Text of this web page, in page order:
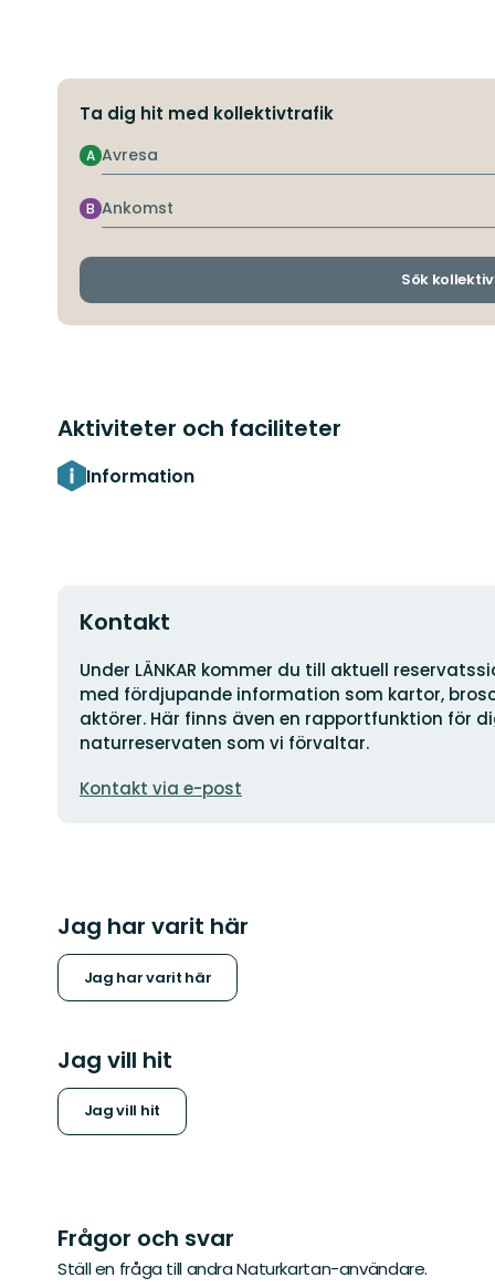
Ta dig hit med kollektivtrafik
Avresa
A
Ankomst
B
Sök
Aktiviteter och faciliteter
Information
Kontakt
Adress
Under LÄNKAR kommer du till aktuell
med fördjupande information som kartor,
aktörer. Här finns även en rapportfunktion för
naturreservaten som vi förvaltar.
postadress
Kontakt via e-post
Jag har varit här
Jag har varit här
Jag vill hit
Jag vill hit
Frågor och svar
Ställ en fråga till andra Naturkartan-användare.